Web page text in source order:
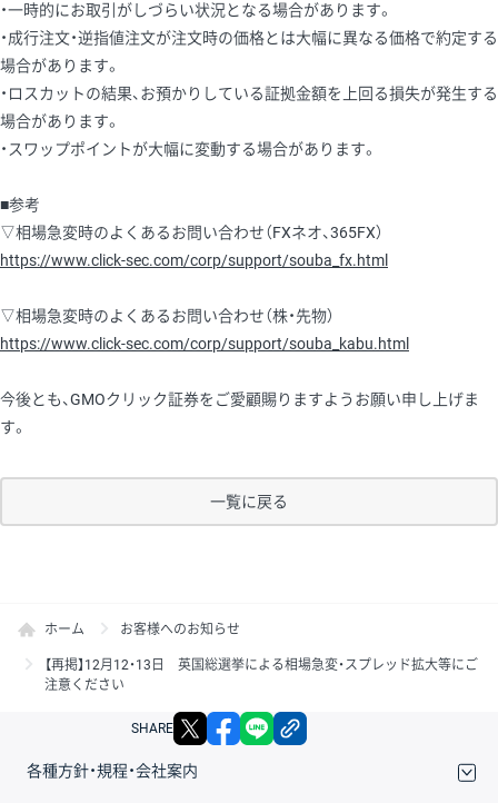
・一時的にお取引がしづらい状況となる場合があります。
・成行注文・逆指値注文が注文時の価格とは大幅に異なる価格で約定する
場合があります。
・ロスカットの結果、お預かりしている証拠金額を上回る損失が発生する
場合があります。
・スワップポイントが大幅に変動する場合があります。
■参考
▽相場急変時のよくあるお問い合わせ（FXネオ、365FX）
https://www.click-sec.com/corp/support/souba_fx.html
▽相場急変時のよくあるお問い合わせ（株・先物）
https://www.click-sec.com/corp/support/souba_kabu.html
今後とも、GMOクリック証券をご愛顧賜りますようお願い申し上げま
す。
一覧に戻る
ホーム お客様へのお知らせ
【再掲】12月12・13日 英国総選挙による相場急変・スプレッド拡大等にご
注意ください
SHARE X facebook
各種方針・規程・会社案内